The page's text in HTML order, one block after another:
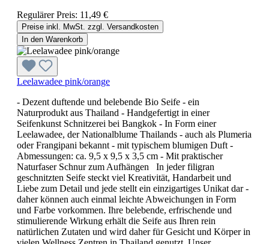
Regulärer Preis: 11,49 €
Preise inkl. MwSt. zzgl. Versandkosten
In den Warenkorb
Leelawadee pink/orange
- Dezent duftende und belebende Bio Seife - ein
Naturprodukt aus Thailand - Handgefertigt in einer
Seifenkunst Schnitzerei bei Bangkok - In Form einer
Leelawadee, der Nationalblume Thailands - auch als Plumeria
oder Frangipani bekannt - mit typischem blumigen Duft -
Abmessungen: ca. 9,5 x 9,5 x 3,5 cm - Mit praktischer
Naturfaser Schnur zum Aufhängen In jeder filigran
geschnitzten Seife steckt viel Kreativität, Handarbeit und
Liebe zum Detail und jede stellt ein einzigartiges Unikat dar -
daher können auch einmal leichte Abweichungen in Form
und Farbe vorkommen. Ihre belebende, erfrischende und
stimulierende Wirkung erhält die Seife aus Ihren rein
natürlichen Zutaten und wird daher für Gesicht und Körper in